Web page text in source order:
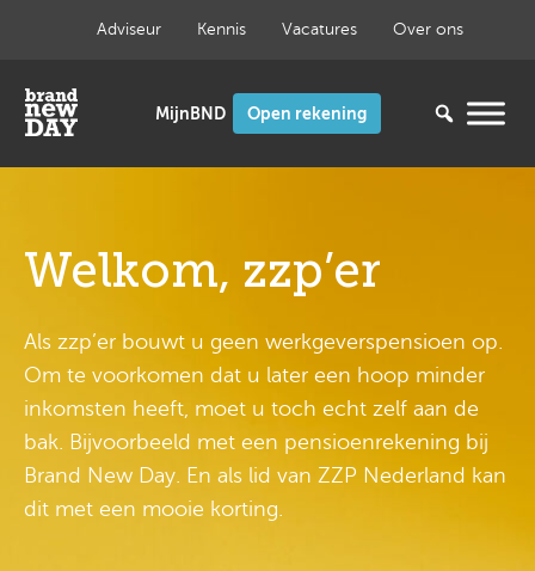
inhoud
Adviseur Kennis Vacatures Over ons
Open rekening
Welkom, zzp’er
Als zzp’er bouwt u geen werkgeverspensioen op.
Om te voorkomen dat u later een hoop minder
inkomsten heeft, moet u toch echt zelf aan de
bak. Bijvoorbeeld met een pensioenrekening bij
Brand New Day. En als lid van ZZP Nederland kan
dit met een mooie korting.